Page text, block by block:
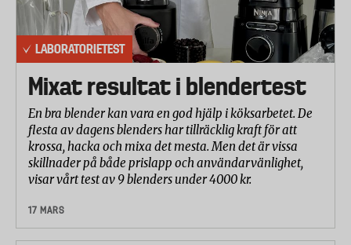
LABORATORIETEST
Mixat resultat i blendertest
En bra blender kan vara en god hjälp i köksarbetet. De
flesta av dagens blenders har tillräcklig kraft för att
krossa, hacka och mixa det mesta. Men det är vissa
skillnader på både prislapp och användarvänlighet,
visar vårt test av 9 blenders under 4000 kr.
17 MARS